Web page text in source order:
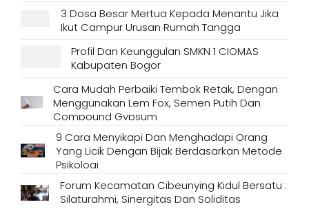
3 Dosa Besar Mertua Kepada Menantu Jika
Ikut Campur Urusan Rumah Tangga
Profil Dan Keunggulan SMKN 1 CIOMAS
Kabupaten Bogor
Cara Mudah Perbaiki Tembok Retak, Dengan
Menggunakan Lem Fox, Semen Putih Dan
Compound Gypsum
9 Cara Menyikapi Dan Menghadapi Orang
Yang Licik Dengan Bijak Berdasarkan Metode
Psikologi
Forum Kecamatan Cibeunying Kidul Bersatu :
Silaturahmi, Sinergitas Dan Soliditas